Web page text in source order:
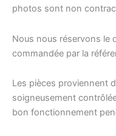
photos sont non
Nous nous réservons le
commandée par la
Les pièces proviennent
soigneusement
bon fonctionnement